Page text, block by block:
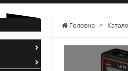
Головна >